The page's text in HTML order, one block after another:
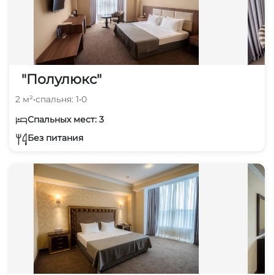
"Полулюкс"
2 м²•спальня: 1•0
Спальных мест: 3
Без питания